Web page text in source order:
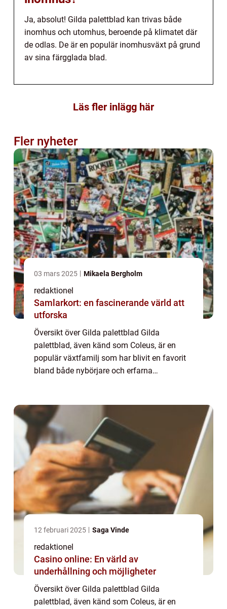
Ja, absolut! Gilda palettblad kan trivas både
inomhus och utomhus, beroende på klimatet där
de odlas. De är en populär inomhusväxt på grund
av sina färgglada blad.
Läs fler inlägg här
Fler nyheter
03 mars 2025 Mikaela Bergholm
redaktionel
Samlarkort: en fascinerande värld att
utforska
Översikt över Gilda palettblad Gilda
palettblad, även känd som Coleus, är en
populär växtfamilj som har blivit en favorit
bland både nybörjare och erfarna
att trivas bå...
12 februari 2025 Saga Vinde
redaktionel
Casino online: En värld av
underhållning och möjligheter
Översikt över Gilda palettblad Gilda
palettblad, även känd som Coleus, är en